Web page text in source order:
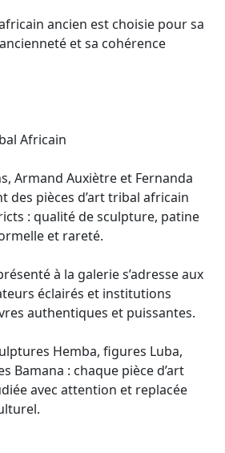
ancien est choisie pour sa
et sa cohérence
Africain
Armand Auxiètre et Fernanda
des pièces d’art tribal africain
: qualité de sculpture, patine
et rareté.
à la galerie s’adresse aux
éclairés et institutions
authentiques et puissantes.
Hemba, figures Luba,
Bamana : chaque pièce d’art
avec attention et replacée